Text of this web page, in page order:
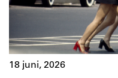
18 juni, 2026